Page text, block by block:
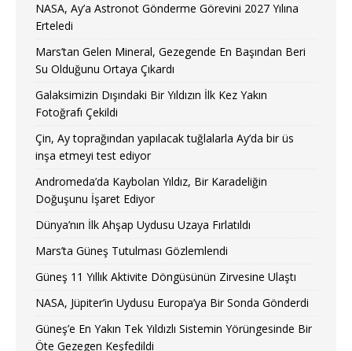
NASA, Ay’a Astronot Gönderme Görevini 2027 Yılına
Erteledi
Mars’tan Gelen Mineral, Gezegende En Başından Beri
Su Olduğunu Ortaya Çıkardı
Galaksimizin Dışındaki Bir Yıldızın İlk Kez Yakın
Fotoğrafı Çekildi
Çin, Ay toprağından yapılacak tuğlalarla Ay’da bir üs
inşa etmeyi test ediyor
Andromeda’da Kaybolan Yıldız, Bir Karadeliğin
Doğuşunu İşaret Ediyor
Dünya’nın İlk Ahşap Uydusu Uzaya Fırlatıldı
Mars’ta Güneş Tutulması Gözlemlendi
Güneş 11 Yıllık Aktivite Döngüsünün Zirvesine Ulaştı
NASA, Jüpiter’in Uydusu Europa’ya Bir Sonda Gönderdi
Güneş’e En Yakın Tek Yıldızlı Sistemin Yörüngesinde Bir
Öte Gezegen Keşfedildi